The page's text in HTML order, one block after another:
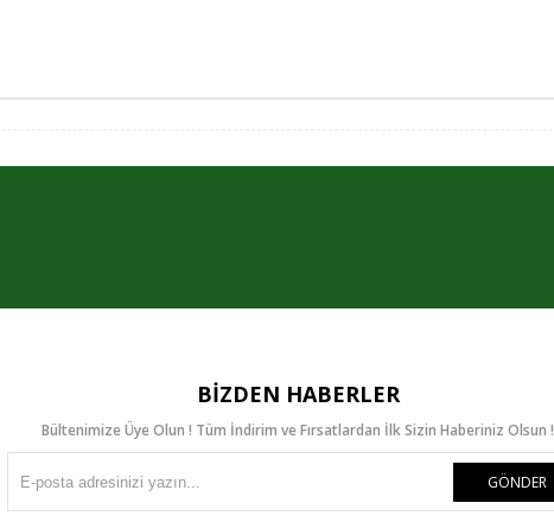
BIZDEN HABERLER
Bültenimize Üye Olun ! Tüm İndirim ve Fırsatlardan İlk Sizin Haberiniz Olsun !
GÖNDER